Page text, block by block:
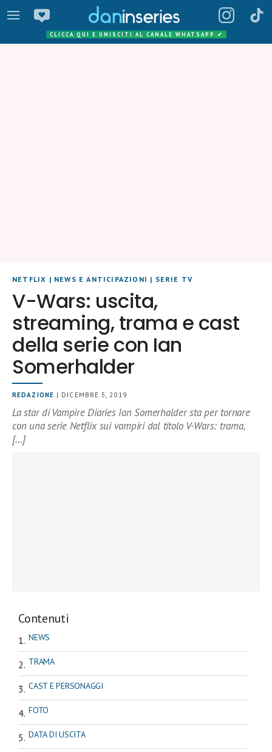
CLICCA QUI E UNISCITI AL CANALE WHATSAPP ✔
NETFLIX | NEWS E ANTICIPAZIONI | SERIE TV
V-Wars: uscita,
streaming, trama e cast
della serie con Ian
Somerhalder
REDAZIONE | DICEMBRE 5, 2019
La star di Vampire Diaries Ian Somerhalder sta per tornare
con una serie Netflix sui vampiri dal titolo V-Wars: trama,
[…]
Contenuti
NEWS
TRAMA
CAST E PERSONAGGI
FOTO
DATA DI USCITA